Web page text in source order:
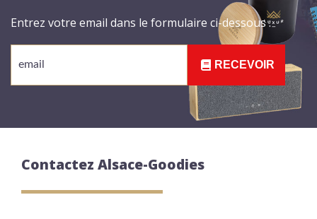
Entrez votre email dans le formulaire ci-dessous :
RECEVOIR
Contactez Alsace-Goodies